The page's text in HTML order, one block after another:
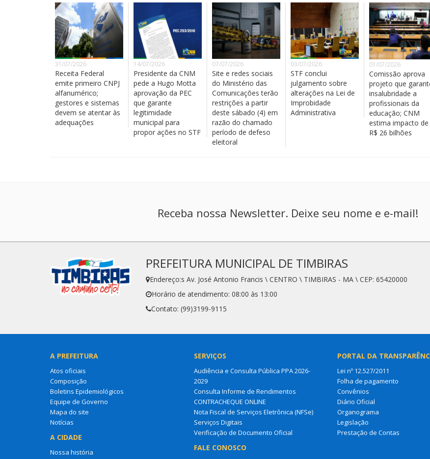
31/07/2026
Receita Federal
emite primeiro CNPJ
alfanumérico;
gestores e sistemas
devem se atentar às
adequações
14/07/2026
Presidente da CNM
pede a Hugo Motta
aprovação da PEC
que garante
legitimidade
municipal para
propor ações no STF
07/07/2026
Site e redes sociais
do Ministério das
Comunicações terão
restrições a partir
deste sábado (4) em
razão do chamado
período de defeso
eleitoral
03/07/2026
STF conclui
julgamento sobre
alterações na Lei de
Improbidade
Administrativa
01/07/2026
Comissão aprova
projeto que
insalubridade a
profissionais da
educação; CNM
estima impacto de
R$ 26 bilhões
Receba nossa Newsletter. Deixe seu nome e e-mail!
PREFEITURA MUNICIPAL DE TIMBIRAS
Endereço:s Av. José Antonio Francis \ CENTRO \ TIMBIRAS - MA \ CEP: 65420000
Horário de atendimento: 08:00 às 13:00
Contato: (99)3199-9115
A PREFEITURA
Atos oficiais
Composição
Boletins Epidemiológicos
Equipe de Governo
Mapa do site
Notícias
A CIDADE
Nossa história
SERVIÇOS
Audiência e Consulta Pública PPA 2026-
2029
Consulta Informe de Rendimentos
CONTRACHEQUE ONLINE
Nota Fiscal de Serviços Eletrônica (NFSe)
Serviços Digitais
Verificação de Documento Oficial
FALE CONOSCO
PORTAL DA
Lei nº 12.527/2011
Folha de pagamento
Convênios
Diário Oficial
Organograma
Legislação
Prestação de Contas